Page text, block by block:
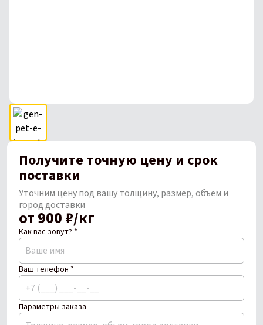
Получите точную цену и срок
поставки
Уточним цену под вашу толщину, размер, объем и
город доставки
от 900 ₽/кг
Как вас зовут? *
Ваш телефон *
Параметры заказа